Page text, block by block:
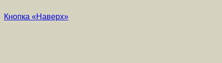
Кнопка «Наверх»